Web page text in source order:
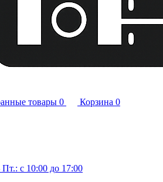
товары 0 Корзина 0
с 10:00 до 17:00